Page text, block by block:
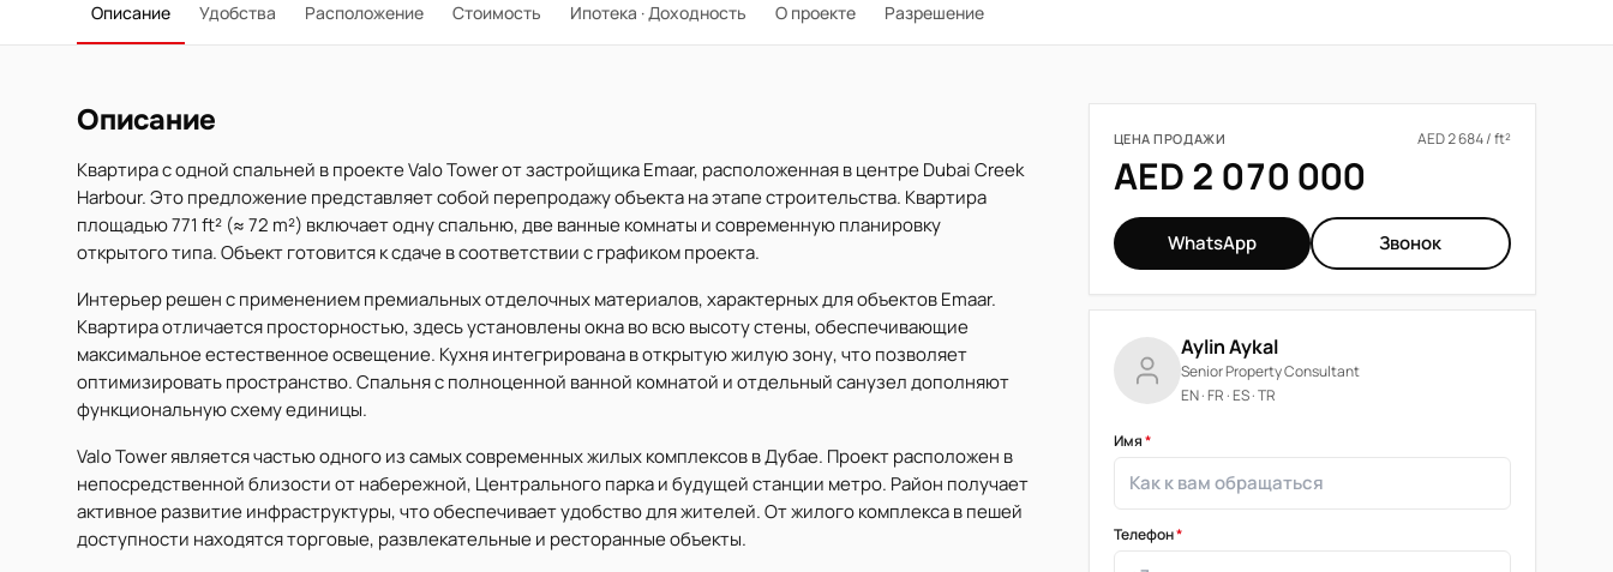
Описание Удобства Расположение Стоимость Ипотека · Доходность О проекте Разрешение
Описание
Квартира с одной спальней в проекте Valo Tower от застройщика Emaar, расположенная в центре Dubai Creek
Harbour. Это предложение представляет собой перепродажу объекта на этапе строительства. Квартира
площадью 771 ft² (≈ 72 m²) включает одну спальню, две ванные комнаты и современную планировку
открытого типа. Объект готовится к сдаче в соответствии с графиком проекта.
Интерьер решен с применением премиальных отделочных материалов, характерных для объектов Emaar.
Квартира отличается просторностью, здесь установлены окна во всю высоту стены, обеспечивающие
максимальное естественное освещение. Кухня интегрирована в открытую жилую зону, что позволяет
оптимизировать пространство. Спальня с полноценной ванной комнатой и отдельный санузел дополняют
функциональную схему единицы.
Valo Tower является частью одного из самых современных жилых комплексов в Дубае. Проект расположен в
непосредственной близости от набережной, Центрального парка и будущей станции метро. Район получает
активное развитие инфраструктуры, что обеспечивает удобство для жителей. От жилого комплекса в пешей
доступности находятся торговые, развлекательные и ресторанные объекты.
ЦЕНА ПРОДАЖИ AED 2 684 / ft²
AED 2 070 000
WhatsApp Звонок
Aylin Aykal
Senior Property Consultant
EN · FR · ES · TR
Имя*
Телефон*